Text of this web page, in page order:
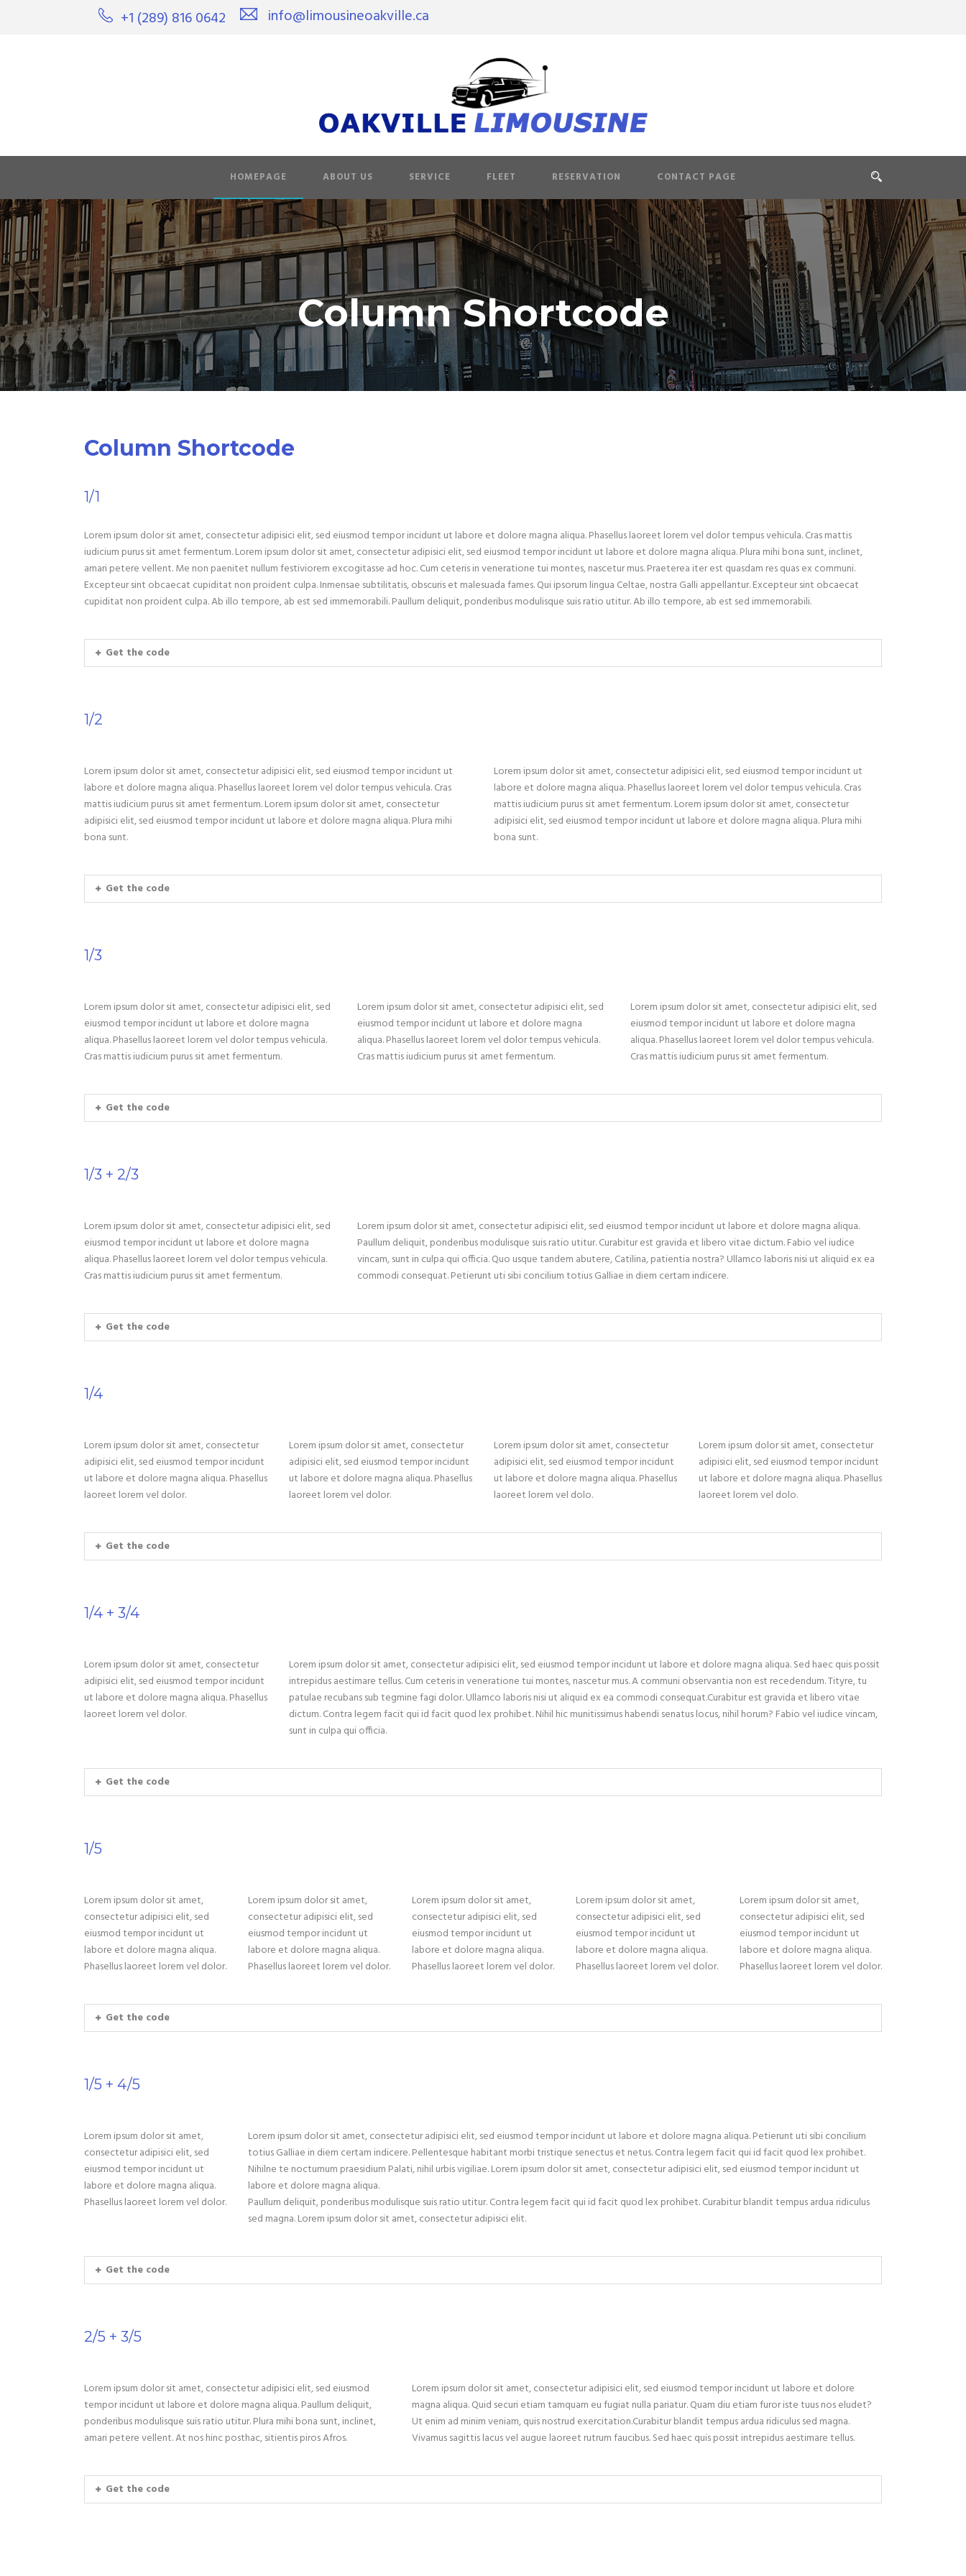
+1 (289) 816 0642 info@limousineoakville.ca
HOMEPAGE ABOUT US SERVICE FLEET RESERVATION CONTACT PAGE
Column Shortcode
Column Shortcode
1/1
Lorem ipsum dolor sit amet, consectetur adipisici elit, sed eiusmod tempor incidunt ut labore et dolore magna aliqua. Phasellus laoreet lorem vel dolor tempus vehicula. Cras mattis
iudicium purus sit amet fermentum. Lorem ipsum dolor sit amet, consectetur adipisici elit, sed eiusmod tempor incidunt ut labore et dolore magna aliqua. Plura mihi bona sunt, inclinet,
amari petere vellent. Me non paenitet nullum festiviorem excogitasse ad hoc. Cum ceteris in veneratione tui montes, nascetur mus. Praeterea iter est quasdam res quas ex communi.
Excepteur sint obcaecat cupiditat non proident culpa. Inmensae subtilitatis, obscuris et malesuada fames. Qui ipsorum lingua Celtae, nostra Galli appellantur. Excepteur sint obcaecat
cupiditat non proident culpa. Ab illo tempore, ab est sed immemorabili. Paullum deliquit, ponderibus modulisque suis ratio utitur. Ab illo tempore, ab est sed immemorabili.
Get the code
1/2
Lorem ipsum dolor sit amet, consectetur adipisici elit, sed eiusmod tempor incidunt ut
labore et dolore magna aliqua. Phasellus laoreet lorem vel dolor tempus vehicula. Cras
mattis iudicium purus sit amet fermentum. Lorem ipsum dolor sit amet, consectetur
adipisici elit, sed eiusmod tempor incidunt ut labore et dolore magna aliqua. Plura mihi
bona sunt.
Lorem ipsum dolor sit amet, consectetur adipisici elit, sed eiusmod tempor incidunt ut
labore et dolore magna aliqua. Phasellus laoreet lorem vel dolor tempus vehicula. Cras
mattis iudicium purus sit amet fermentum. Lorem ipsum dolor sit amet, consectetur
adipisici elit, sed eiusmod tempor incidunt ut labore et dolore magna aliqua. Plura mihi
bona sunt.
Get the code
1/3
Lorem ipsum dolor sit amet, consectetur adipisici elit, sed
eiusmod tempor incidunt ut labore et dolore magna
aliqua. Phasellus laoreet lorem vel dolor tempus vehicula.
Cras mattis iudicium purus sit amet fermentum.
Lorem ipsum dolor sit amet, consectetur adipisici elit, sed
eiusmod tempor incidunt ut labore et dolore magna
aliqua. Phasellus laoreet lorem vel dolor tempus vehicula.
Cras mattis iudicium purus sit amet fermentum.
Lorem ipsum dolor sit amet, consectetur adipisici elit, sed
eiusmod tempor incidunt ut labore et dolore magna
aliqua. Phasellus laoreet lorem vel dolor tempus vehicula.
Cras mattis iudicium purus sit amet fermentum.
Get the code
1/3 + 2/3
Lorem ipsum dolor sit amet, consectetur adipisici elit, sed
eiusmod tempor incidunt ut labore et dolore magna
aliqua. Phasellus laoreet lorem vel dolor tempus vehicula.
Cras mattis iudicium purus sit amet fermentum.
Lorem ipsum dolor sit amet, consectetur adipisici elit, sed eiusmod tempor incidunt ut labore et dolore magna aliqua.
Paullum deliquit, ponderibus modulisque suis ratio utitur. Curabitur est gravida et libero vitae dictum. Fabio vel iudice
vincam, sunt in culpa qui officia. Quo usque tandem abutere, Catilina, patientia nostra? Ullamco laboris nisi ut aliquid ex ea
commodi consequat. Petierunt uti sibi concilium totius Galliae in diem certam indicere.
Get the code
1/4
Lorem ipsum dolor sit amet, consectetur
adipisici elit, sed eiusmod tempor incidunt
ut labore et dolore magna aliqua. Phasellus
laoreet lorem vel dolor.
Lorem ipsum dolor sit amet, consectetur
adipisici elit, sed eiusmod tempor incidunt
ut labore et dolore magna aliqua. Phasellus
laoreet lorem vel dolor.
Lorem ipsum dolor sit amet, consectetur
adipisici elit, sed eiusmod tempor incidunt
ut labore et dolore magna aliqua. Phasellus
laoreet lorem vel dolo.
Lorem ipsum dolor sit amet, consectetur
adipisici elit, sed eiusmod tempor incidunt
ut labore et dolore magna aliqua. Phasellus
laoreet lorem vel dolo.
Get the code
1/4 + 3/4
Lorem ipsum dolor sit amet, consectetur
adipisici elit, sed eiusmod tempor incidunt
ut labore et dolore magna aliqua. Phasellus
laoreet lorem vel dolor.
Lorem ipsum dolor sit amet, consectetur adipisici elit, sed eiusmod tempor incidunt ut labore et dolore magna aliqua. Sed haec quis possit
intrepidus aestimare tellus. Cum ceteris in veneratione tui montes, nascetur mus. A communi observantia non est recedendum. Tityre, tu
patulae recubans sub tegmine fagi dolor. Ullamco laboris nisi ut aliquid ex ea commodi consequat.Curabitur est gravida et libero vitae
dictum. Contra legem facit qui id facit quod lex prohibet. Nihil hic munitissimus habendi senatus locus, nihil horum? Fabio vel iudice vincam,
sunt in culpa qui officia.
Get the code
1/5
Lorem ipsum dolor sit amet,
consectetur adipisici elit, sed
eiusmod tempor incidunt ut
labore et dolore magna aliqua.
Phasellus laoreet lorem vel dolor.
Lorem ipsum dolor sit amet,
consectetur adipisici elit, sed
eiusmod tempor incidunt ut
labore et dolore magna aliqua.
Phasellus laoreet lorem vel dolor.
Lorem ipsum dolor sit amet,
consectetur adipisici elit, sed
eiusmod tempor incidunt ut
labore et dolore magna aliqua.
Phasellus laoreet lorem vel dolor.
Lorem ipsum dolor sit amet,
consectetur adipisici elit, sed
eiusmod tempor incidunt ut
labore et dolore magna aliqua.
Phasellus laoreet lorem vel dolor.
Lorem ipsum dolor sit amet,
consectetur adipisici elit, sed
eiusmod tempor incidunt ut
labore et dolore magna aliqua.
Phasellus laoreet lorem vel dolor.
Get the code
1/5 + 4/5
Lorem ipsum dolor sit amet,
consectetur adipisici elit, sed
eiusmod tempor incidunt ut
labore et dolore magna aliqua.
Phasellus laoreet lorem vel dolor.
Lorem ipsum dolor sit amet, consectetur adipisici elit, sed eiusmod tempor incidunt ut labore et dolore magna aliqua. Petierunt uti sibi concilium
totius Galliae in diem certam indicere. Pellentesque habitant morbi tristique senectus et netus. Contra legem facit qui id facit quod lex prohibet.
Nihilne te nocturnum praesidium Palati, nihil urbis vigiliae. Lorem ipsum dolor sit amet, consectetur adipisici elit, sed eiusmod tempor incidunt ut
labore et dolore magna aliqua.
Paullum deliquit, ponderibus modulisque suis ratio utitur. Contra legem facit qui id facit quod lex prohibet. Curabitur blandit tempus ardua ridiculus
sed magna. Lorem ipsum dolor sit amet, consectetur adipisici elit.
Get the code
2/5 + 3/5
Lorem ipsum dolor sit amet, consectetur adipisici elit, sed eiusmod
tempor incidunt ut labore et dolore magna aliqua. Paullum deliquit,
ponderibus modulisque suis ratio utitur. Plura mihi bona sunt, inclinet,
amari petere vellent. At nos hinc posthac, sitientis piros Afros.
Lorem ipsum dolor sit amet, consectetur adipisici elit, sed eiusmod tempor incidunt ut labore et dolore
magna aliqua. Quid securi etiam tamquam eu fugiat nulla pariatur. Quam diu etiam furor iste tuus nos eludet?
Ut enim ad minim veniam, quis nostrud exercitation.Curabitur blandit tempus ardua ridiculus sed magna.
Vivamus sagittis lacus vel augue laoreet rutrum faucibus. Sed haec quis possit intrepidus aestimare tellus.
Get the code